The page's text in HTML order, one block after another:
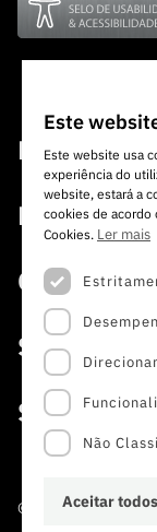
Programas de
Internacional
Prémios
Media
Notas de Imprensa
Subscrever
Subscrever
Agenda
Publicações
Concursos
Concursos
Concursos
Concursos
Calendarização
Serviços
Serviços
Arquivo,
Acesso a dados
Sobre
A FCT
Estudos e
Documentos de
©2022 · Fundação
Este
Este website usa
experiência do
website, estará a
cookies de acordo
Cookies. Ler mais
Não
Aceitar todos